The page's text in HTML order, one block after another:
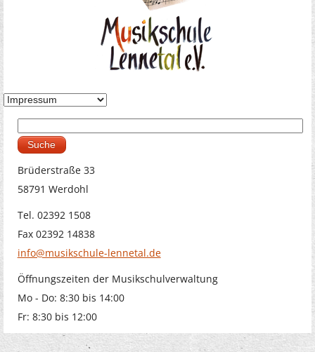
Suchformular
Brüderstraße 33
58791 Werdohl
Tel. 02392 1508
Fax 02392 14838
info@musikschule-lennetal.de
Öffnungszeiten der Musikschulverwaltung
Mo - Do: 8:30 bis 14:00
Fr: 8:30 bis 12:00